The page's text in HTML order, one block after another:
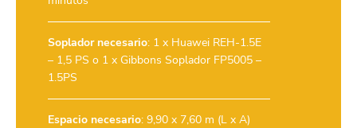
Soplador necesario: 1 x Huawei REH-1.5E
– 1,5 PS o 1 x Gibbons Soplador FP5005 –
1.5PS
Espacio necesario: 9,90 x 7,60 m (L x A)